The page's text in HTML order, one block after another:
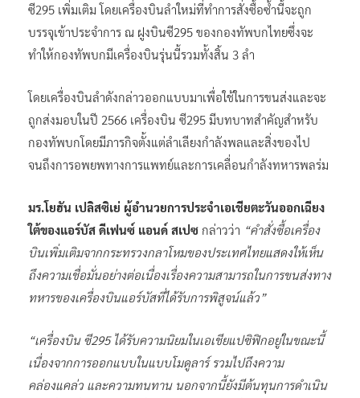
ซี295 เพิ่มเติม โดยเครื่องบินลำใหม่ที่ทำการสั่งซื้อซ้ำนี้จะถูก
บรรจุเข้าประจำการ ณ ฝูงบินซี295 ของกองทัพบกไทยซึ่งจะ
ทำให้กองทัพบกมีเครื่องบินรุ่นนี้รวมทั้งสิ้น 3 ลำ
โดยเครื่องบินลำดังกล่าวออกแบบมาเพื่อใช้ในการขนส่งและจะ
ถูกส่งมอบในปี 2566 เครื่องบิน ซี295 มีบทบาทสำคัญสำหรับ
กองทัพบกโดยมีภารกิจตั้งแต่ลำเลียงกำลังพลและสิ่งของไป
จนถึงการอพยพทางการแพทย์และการเคลื่อนกำลังทหารพลร่ม
มร.โยฮัน เปลิสซิเย่ ผู้อำนวยการประจำเอเชียตะวันออกเฉียง
ใต้ของแอร์บัส ดีเฟนซ์ แอนด์ สเปซ กล่าวว่า “คำสั่งซื้อเครื่อง
บินเพิ่มเติมจากกระทรวงกลาโหมของประเทศไทยแสดงให้เห็น
ถึงความเชื่อมั่นอย่างต่อเนื่องเรื่องความสามารถในการขนส่งทาง
ทหารของเครื่องบินแอร์บัสที่ได้รับการพิสูจน์แล้ว”
“เครื่องบิน ซี295 ได้รับความนิยมในเอเชียแปซิฟิกอยู่ในขณะนี้
เนื่องจากการออกแบบในแบบโมดูลาร์ รวมไปถึงความ
คล่องแคล่ว และความทนทาน นอกจากนี้ยังมีต้นทุนการดำเนิน